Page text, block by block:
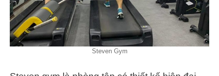
Steven Gym